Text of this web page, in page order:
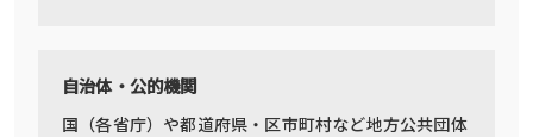
自治体・公的機関
国（各省庁）や都道府県・区市町村など地方公共団体